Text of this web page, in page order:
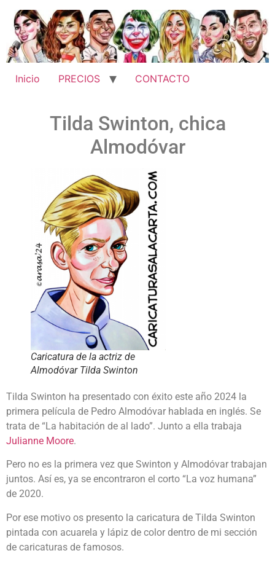
Inicio PRECIOS CONTACTO
Tilda Swinton, chica
Almodóvar
Caricatura de la actriz de
Almodóvar Tilda Swinton
Tilda Swinton ha presentado con éxito este año 2024 la
primera película de Pedro Almodóvar hablada en inglés. Se
trata de “La habitación de al lado”. Junto a ella trabaja
Julianne Moore.
Pero no es la primera vez que Swinton y Almodóvar trabajan
juntos. Así es, ya se encontraron el corto “La voz humana”
de 2020.
Por ese motivo os presento la caricatura de Tilda Swinton
pintada con acuarela y lápiz de color dentro de mi sección
de caricaturas de famosos.